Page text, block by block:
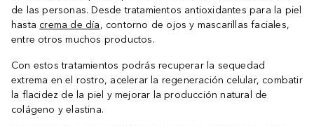
de las personas. Desde tratamientos antioxidantes para la piel
hasta crema de día, contorno de ojos y mascarillas faciales,
entre otros muchos productos.
Con estos tratamientos podrás recuperar la sequedad
extrema en el rostro, acelerar la regeneración celular, combatir
la flacidez de la piel y mejorar la producción natural de
colágeno y elastina.